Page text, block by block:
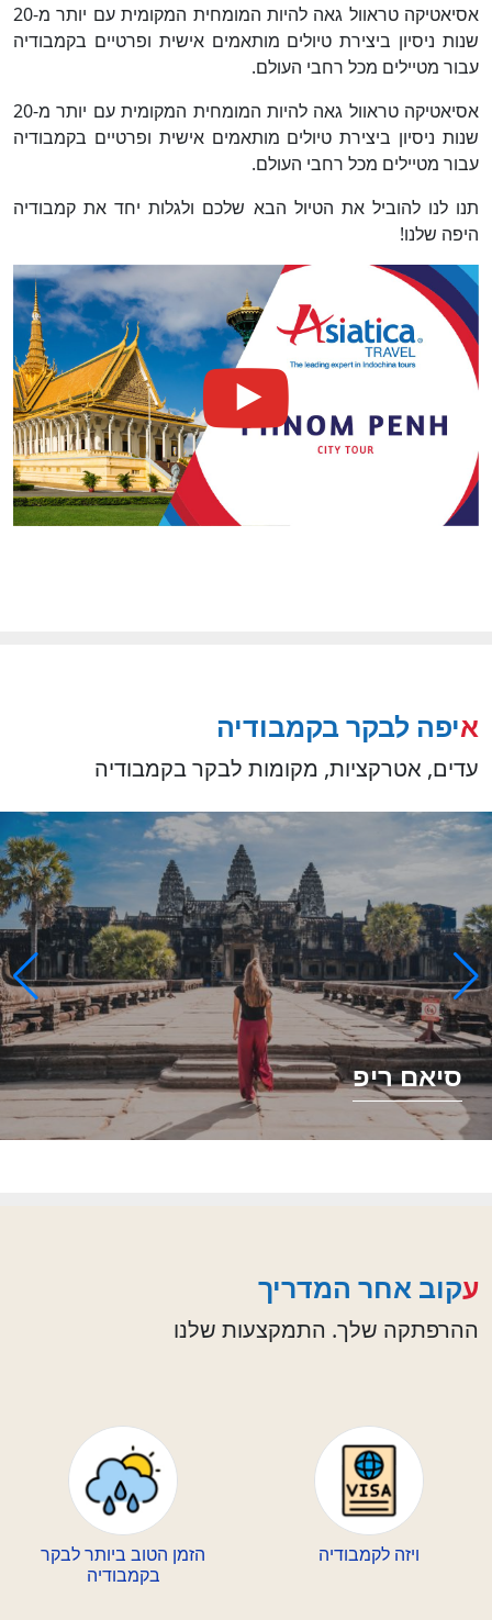
אסיאטיקה טראוול גאה להיות המומחית המקומית עם יותר מ-20
שנות ניסיון ביצירת טיולים מותאמים אישית ופרטיים בקמבודיה
עבור מטיילים מכל רחבי העולם.
אסיאטיקה טראוול גאה להיות המומחית המקומית עם יותר מ-20
שנות ניסיון ביצירת טיולים מותאמים אישית ופרטיים בקמבודיה
עבור מטיילים מכל רחבי העולם.
תנו לנו להוביל את הטיול הבא שלכם ולגלות יחד את קמבודיה
היפה שלנו!
איפה לבקר בקמבודיה
עדים, אטרקציות, מקומות לבקר בקמבודיה
סיאם ריפ
עקוב אחר המדריך
ההרפתקה שלך. התמקצעות שלנו
ויזה לקמבודיה
הזמן הטוב ביותר לבקר
בקמבודיה